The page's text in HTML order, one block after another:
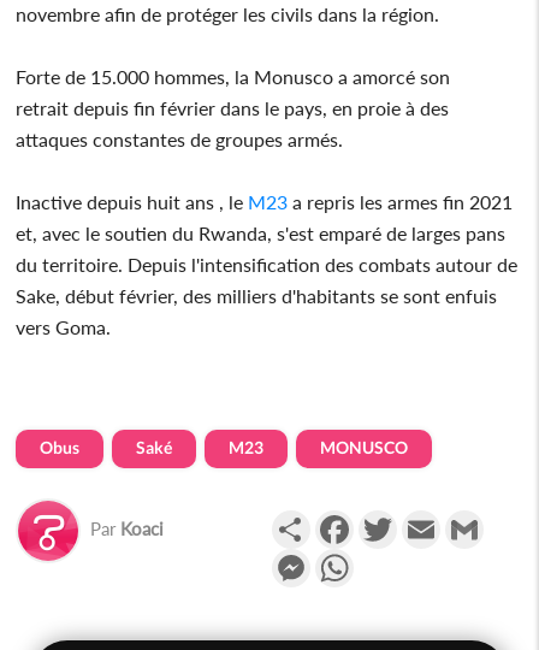
novembre afin de protéger les civils dans la région.
Forte de 15.000 hommes, la Monusco a amorcé son
retrait depuis fin février dans le pays, en proie à des
attaques constantes de groupes armés.
Inactive depuis huit ans , le M23 a repris les armes fin 2021
et, avec le soutien du Rwanda, s'est emparé de larges pans
du territoire. Depuis l'intensification des combats autour de
Sake, début février, des milliers d'habitants se sont enfuis
vers Goma.
Obus Saké M23 MONUSCO
Par Koaci PartagerFacebookTwitterEmail
Messenger